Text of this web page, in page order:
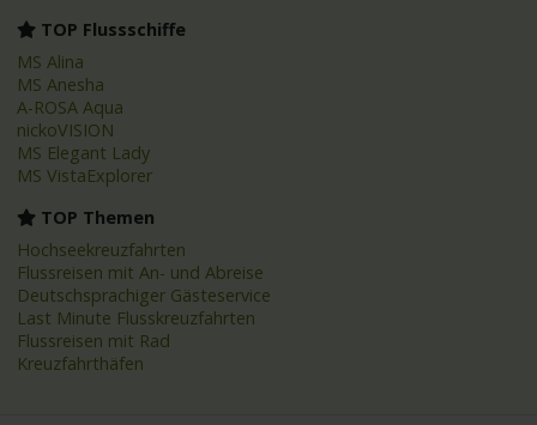
TOP Flussschiffe
MS Alina
MS Anesha
A-ROSA Aqua
nickoVISION
MS Elegant Lady
MS VistaExplorer
TOP Themen
Hochseekreuzfahrten
Flussreisen mit An- und Abreise
Deutschsprachiger Gästeservice
Last Minute Flusskreuzfahrten
Flussreisen mit Rad
Kreuzfahrthäfen